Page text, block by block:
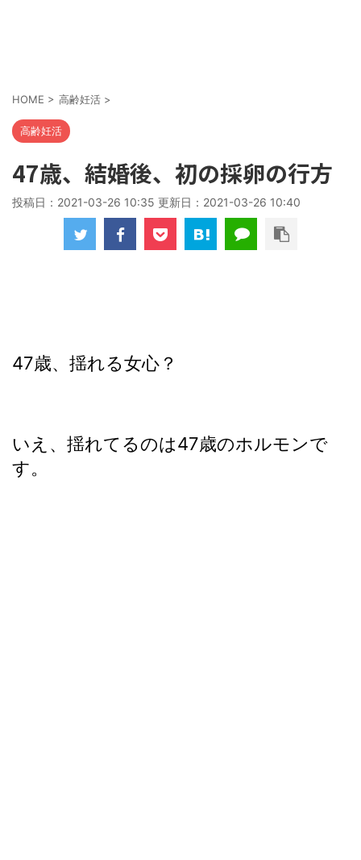
HOME > 高齢妊活 >
高齢妊活
47歳、結婚後、初の採卵の行方
投稿日：2021-03-26 10:35 更新日： 2021-03-26 10:40
47歳、揺れる女心？
いえ、揺れてるのは47歳のホルモンで
す。